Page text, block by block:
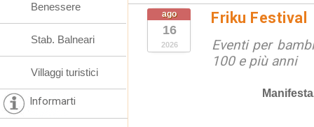
ago
16
2026
Friku Festival
Eventi per
100 e più anni
Benessere
Stab. Balneari
Villaggi turistici
Informarti